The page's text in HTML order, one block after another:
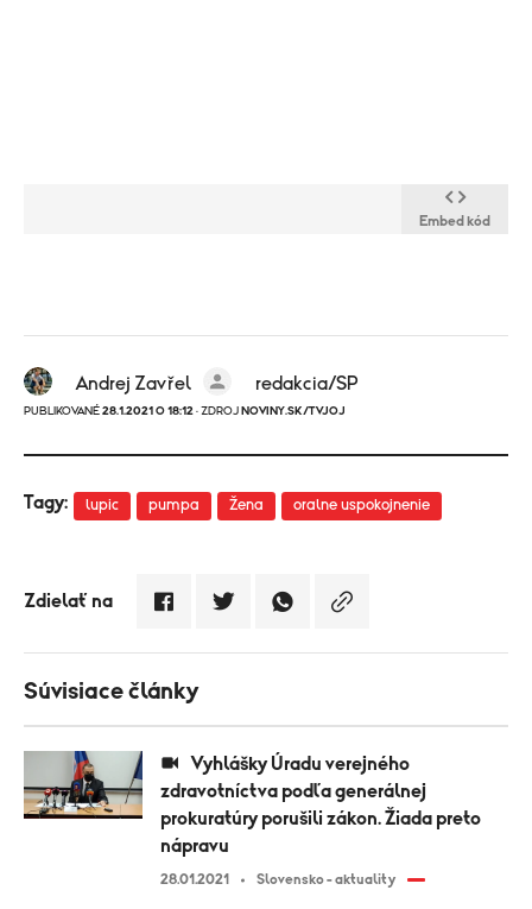
Embed kód
Andrej Zavřel redakcia/SP
PUBLIKOVANÉ 28.1.2021 O 18:12 · ZDROJ NOVINY.SK/TVJOJ
Tagy: lupic pumpa Žena oralne uspokojnenie
Zdielať na
Súvisiace články
zdravotníctva podľa generálnej
prokuratúry porušili zákon. Žiada preto
nápravu
28.01.2021 Slovensko - aktuality